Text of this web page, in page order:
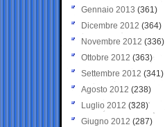
Gennaio 2013 (361)
Dicembre 2012 (364)
Novembre 2012 (336)
Ottobre 2012 (363)
Settembre 2012 (341)
Agosto 2012 (238)
Luglio 2012 (328)
Giugno 2012 (287)